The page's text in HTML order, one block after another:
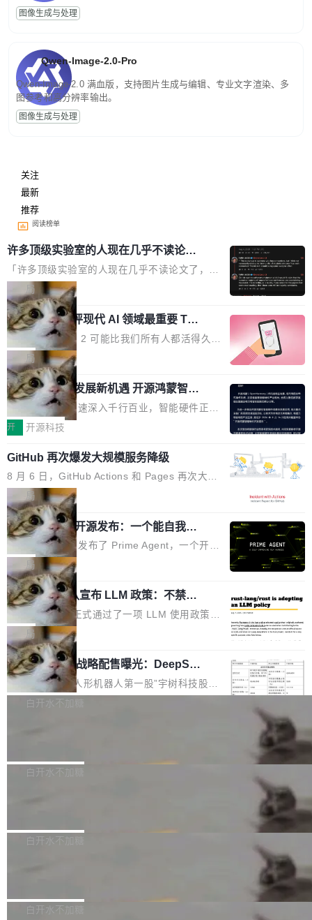
图像生成与处理
Qwen-Image-2.0-Pro
Qwen-Image-2.0 满血版，支持图片生成与编辑、专业文字渲染、多
图参考和高分辨率输出。
图像生成与处理
关注
最新
推荐
阅读榜单
许多顶级实验室的人现在几乎不读论文
了
「许多顶级实验室的人现在几乎不读论文了，而
且他们认为 ICLR/ICML/NeurIPS 充斥着大量过
度宣传和欺诈。」 OpenAI 研究员 Keller Jorda
n 这条推文引发了广泛讨论。他不是在说风凉
话，他是说出了一个圈内人尽皆知但很少公开捅
破的事实。 Jordan 随后补充了一句软化声明：
「我不认为这些会议上大部分论文都在过度宣传
或造假。问题是，作为读者，如果你筛选出那些
看起来最令人兴奋的论文，那它们大部分都是过
度宣传的。」 这才是真正的痛点。不是所有论文
都有问题，是最吸引眼球的那批论文最有问题。
他引用的帖子来自 Mathew Shen，一位 ICLR 2
026 的读者：「看了篇 ...
局
xAI 前工程师评现代 AI 领域最重要 Top
3 开源项目
Flash Attention 2 可能比我们所有人都活得久。
这句话不是来自某个技术博客，而是出自 Hieu
Pham 的一条推文。Hieu Pham 是谁？他是 xAI
的早期工程师之一，在 Grok 训练基础设施团队
工作过。近日他在 X 上发了一条帖子，列出了他
认为现代 AI 领域最重要的三个开源项目。 第一
个名字毫无悬念：Flash Attention 2。 Hieu 的
理由很具体。FA 系列不需要解释，但 FA2 是他
认为最重要的一个——复杂度恰到好处，刚好能
驱动你去学 CuTe，但还没被那些"邪恶的" Hopp
er++ 优化所淹没，足够容易修改和适配。 更关
键的是 FA2 的持久性...
局
共商智能硬件发展新机遇 开源鸿蒙智能
硬件开发者日杭州站即将举行
随着万物智联加速深入千行百业，智能硬件正从
单点设备迈向智能化、网联化、协同化发展。作
鸿蒙通过统一技术底座和分布式能力，为不同类
型智能设备的开发、连接与互联提供关键支撑，
也为产业链企业探索产品创新与商业增长打开新
的空间。 8月14日，开源鸿蒙智能硬件开发者日
（OHDD：OpenHarmony Hardware Develope
r Day）将在杭州启航。活动面向智能硬件产业
链企业和开发者，邀请行业专家与资深技术顾
问，围绕开源鸿蒙技术能力、设备适配、芯片适
配、功耗与稳定性调优、兼容性测评及统一互联
等内容展开系统讲解和实战交流，帮助企业进一
步了解开源鸿蒙在智能...
开 开源科技
GitHub 再次爆发大规模服务降级
8 月 6 日，GitHub Actions 和 Pages 再次大规
模服务降级，Actions 完全不可用超过 5 小时，
webhook 停发，连自托管 runner 也因调度层故
障无法工作。Pages、Copilot code review、C
opilot coding agent 全部受影响。从检测到完全
恢复，大约 12 小时。 这是 2026 年 8 月的第六
起事故，其中四起与 AI/Copilot 服务相关。 Git
Hub 员工 kdaigle 在 HN 讨论中贴出了一组数
据：2025 年全年 10 亿次 commit。现在，每周
2.75 亿次，全年预计 140 亿次。GitHub...
局
Prime Agent 开源发布：一个能自我改
进的编程 Agent，ARC-AGI 3 超越人类
专家基线
Prime Intellect 发布了 Prime Agent，一个开源
的编程 Agent Harness，核心设计围绕两个抽
象：Recursive Language Model（RLM）和 C
ontinual Harness。在 ARC-AGI 3 基准测试
上，Prime Agent + Opus 5 的组合达到了 95.
5% RHAE Best@1，超过了 ARC 报告的人类专
家基线 95.4%。 不是又一个 coding agent 包装
器 Prime Agent 的架构和市面上大多数 coding
agent 有本质区别。大多数 agent harness 的设
计是基于早期模型的能力—...
局
Rust 项目团队宣布 LLM 政策：不禁
止，但你要承认哪些代码不是你写的
Rust 语言项目正式通过了一项 LLM 使用政策，
覆盖 rust-lang/rust 单一仓库的代码贡献。这不
是项目级别的官方立场，目前由五个团队采纳，
但它可能是主流开源项目中关于 AI 辅助贡献最
细致的一份规则。 政策的核心只有一句话：LLM
可以用来分析、提炼、审阅、建议，但不能用来
不得生成涉及安全性的关键变更，除非作者本身
局
宇树科技 IPO 战略配售曝光：DeepSe
ek 获配 93.3 万股，锁定 36 个月
8月6日晚间，“人形机器人第一股”宇树科技股份
有限公司披露IPO发行价格及战略配售结果，杭
36个月。 公告显示，本次宇树科技战略配售对
员工参与设立的专项资产管理计划。其中，Dee
获配9...
白开水不加糖
Bug fixes and enhancements 修复多次传递同
一个回归问题，该问题导致拉取镜像时会拒绝包
题，该问题可能导致在旧版 Linux 内核...
白开水不加糖
e 孵化器项目管理委员会（IPMC）投票中获得
P）！这一里程碑不仅标志着 Fluss 迈入新的发
白开水不加糖
长期停止内容更新，未能实现其作为“AI版维基百
白开水不加糖